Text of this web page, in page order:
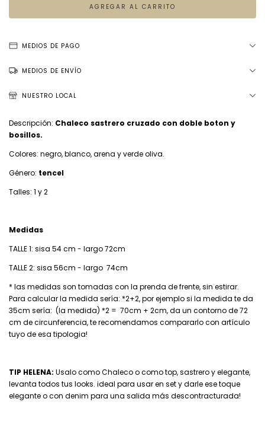
MEDIOS DE PAGO
MEDIOS DE ENVÍO
NUESTRO LOCAL
Descripción: Chaleco sastrero cruzado con doble boton y
bosillos.
Colores: negro, blanco, arena y verde oliva.
Género: tencel
Talles: 1 y 2
Medidas
TALLE 1: sisa 54 cm - largo 72cm
TALLE 2: sisa 56cm - largo 74cm
* las medidas son tomadas con la prenda de frente, sin estirar.
Para calcular la medida sería: *2+2, por ejemplo si la medida te da
35cm sería: (la medida) *2 = 70cm + 2cm, da un contorno de 72
cm de circunferencia, te recomendamos compararlo con artículo
tuyo de esa tipologia!
TIP HELENA: Usalo como Chaleco o como top, sastrero y elegante,
levanta todos tus looks. ideal para usar en set y darle ese toque
elegante o con denim para una salida más descontracturada!